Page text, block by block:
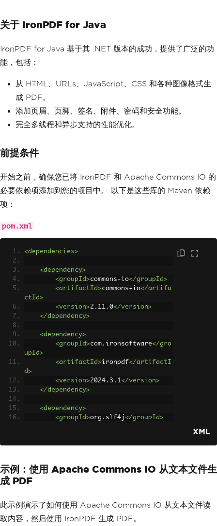
关于 IronPDF for Java
IronPDF for Java 基于其 .NET 版本的成功，提供了广泛的功
能，包括：
从 HTML、URLs、JavaScript、CSS 和各种图像格式生
成 PDF。
添加页眉、页脚、签名、附件、密码和安全功能。
完全多线程和异步支持的性能优化。
前提条件
开始之前，确保您已将 IronPDF 和 Apache Commons IO 的
必要依赖项添加到您的项目中。 以下是这些库的 Maven 依赖
项：
pom.xml
<dependencies>
<dependency>
<groupId>commons-io</groupId>
<artifactId>commons-io</artifa
ctId>
<version>2.11.0</version>
</dependency>
<dependency>
<groupId>com.ironsoftware</gro
upId>
<artifactId>ironpdf</artifactI
d>
<version>2024.3.1</version>
</dependency>
<dependency>
<groupId>org.slf4j</groupId>
<version>2.0.3</version>
</dependencies>
XML
示例：使用 Apache Commons IO 从文本文件生
成 PDF
此示例演示了如何使用 Apache Commons IO 从文本文件读
取内容，然后使用 IronPDF 生成 PDF。